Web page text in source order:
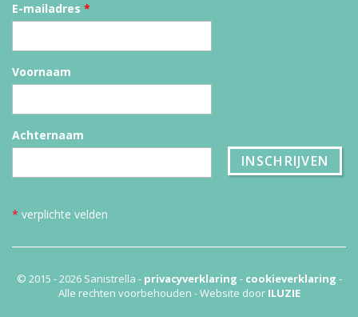
E-mailadres *
Voornaam
Achternaam
* verplichte velden
© 2015 - 2026 Sanistrella - privacyverklaring - cookieverklaring -
Alle rechten voorbehouden - Website door ILUZIE